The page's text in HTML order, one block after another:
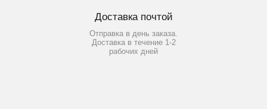
Доставка почтой
Отправка в день заказа.
Доставка в течение 1-2
рабочих дней